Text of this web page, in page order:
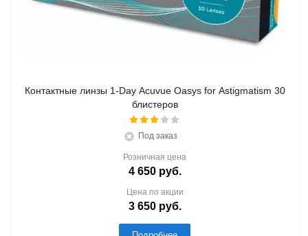
Контактные линзы 1-Day Acuvue Oasys for Astigmatism 30
блистеров
Под заказ
Розничная цена
4 650руб.
Цена по акции
3 650руб.